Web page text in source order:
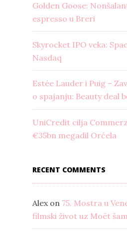
Golden Goose:
espresso u Breri
Skyrocket IPO veka:
Nasdaq
Estée Lauder i Puig –
o spajanju: Beauty deal
UniCredit cilja
€35bn megadil Orćela
RECENT COMMENTS
Alex on 75. Mostra u
filmski život uz Moët